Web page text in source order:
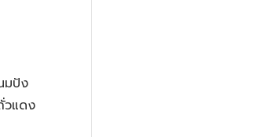
มปัง
วแดง